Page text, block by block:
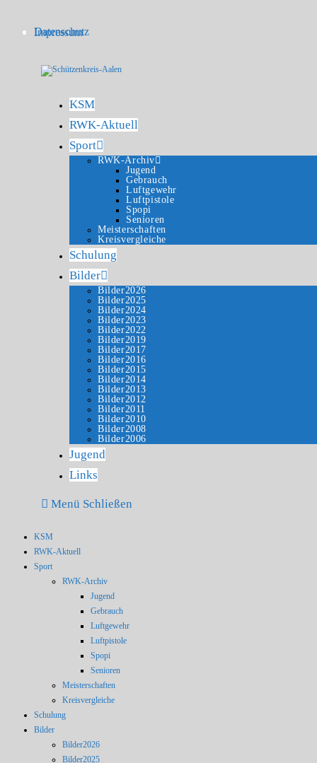
Datenschutz
Impressum
KSM
RWK-Aktuell
Sport
RWK-Archiv
Jugend
Gebrauch
Luftgewehr
Luftpistole
Spopi
Senioren
Meisterschaften
Kreisvergleiche
Schulung
Bilder
Bilder2026
Bilder2025
Bilder2024
Bilder2023
Bilder2022
Bilder2019
Bilder2017
Bilder2016
Bilder2015
Bilder2014
Bilder2013
Bilder2012
Bilder2011
Bilder2010
Bilder2008
Bilder2006
Jugend
Links
Menü Schließen
KSM
RWK-Aktuell
Sport
RWK-Archiv
Jugend
Gebrauch
Luftgewehr
Luftpistole
Spopi
Senioren
Meisterschaften
Kreisvergleiche
Schulung
Bilder
Bilder2026
Bilder2025